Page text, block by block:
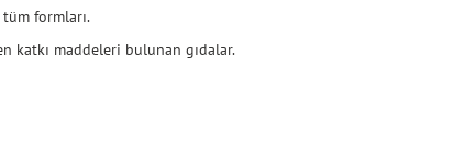
tüm formları.
katkı maddeleri bulunan gıdalar.